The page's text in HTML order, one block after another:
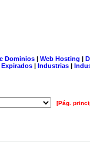
Dominios| Web Hosting |
| Industrias |
[Pág.